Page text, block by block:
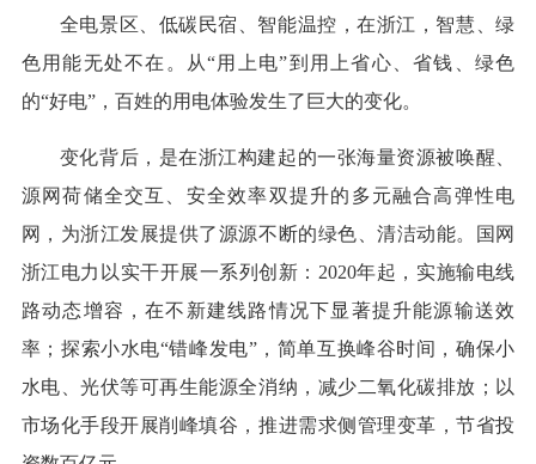
全电景区、低碳民宿、智能温控，在浙江，智慧、绿
色用能无处不在。从“用上电”到用上省心、省钱、绿色
的“好电”，百姓的用电体验发生了巨大的变化。
变化背后，是在浙江构建起的一张海量资源被唤醒、
源网荷储全交互、安全效率双提升的多元融合高弹性电
网，为浙江发展提供了源源不断的绿色、清洁动能。国网
浙江电力以实干开展一系列创新：2020年起，实施输电线
路动态增容，在不新建线路情况下显著提升能源输送效
率；探索小水电“错峰发电”，简单互换峰谷时间，确保小
水电、光伏等可再生能源全消纳，减少二氧化碳排放；以
市场化手段开展削峰填谷，推进需求侧管理变革，节省投